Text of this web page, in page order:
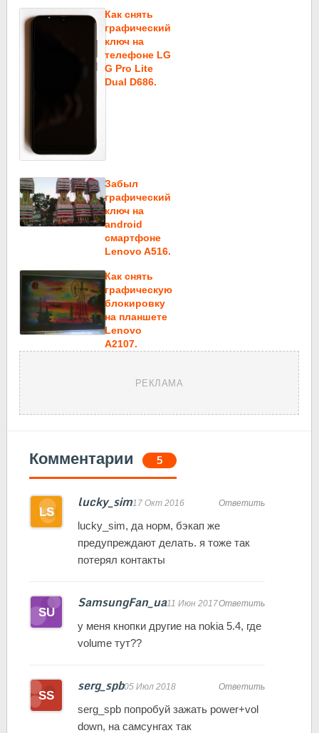
Как снять
графический
ключ на
телефоне LG
G Pro Lite
Dual D686.
Забыл
графический
ключ на
android
смартфоне
Lenovo A516.
Как снять
графическую
блокировку
на планшете
Lenovo
A2107.
РЕКЛАМА
Комментарии 5
lucky_sim17 Окт 2016 Ответить
lucky_sim, да норм, бэкап же
предупреждают делать. я тоже так
потерял контакты
SamsungFan_ua11 Июн 2017Ответить
у меня кнопки другие на nokia 5.4, где
volume тут??
serg_spb05 Июл 2018 Ответить
serg_spb попробуй зажать power+vol
down, на самсунгах так